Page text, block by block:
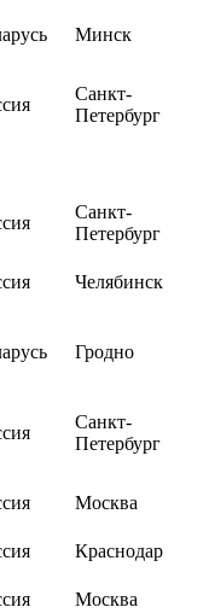
Минск
Санкт-
Петербург
Санкт-
Петербург
Челябинск
Гродно
Санкт-
Петербург
Москва
Краснодар
Москва